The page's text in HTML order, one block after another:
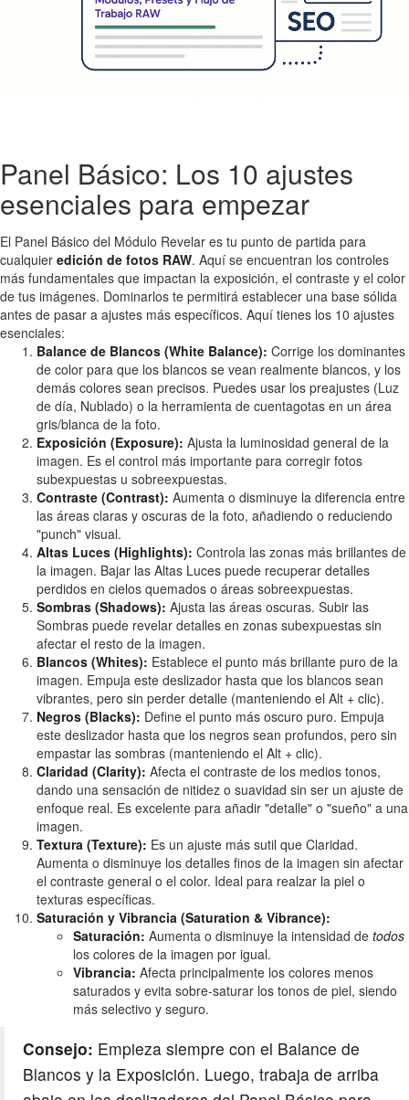
Panel Básico: Los 10 ajustes
esenciales para empezar
El Panel Básico del Módulo Revelar es tu punto de partida para
cualquier edición de fotos RAW. Aquí se encuentran los controles
más fundamentales que impactan la exposición, el contraste y el color
de tus imágenes. Dominarlos te permitirá establecer una base sólida
antes de pasar a ajustes más específicos. Aquí tienes los 10 ajustes
esenciales:
Balance de Blancos (White Balance): Corrige los dominantes
de color para que los blancos se vean realmente blancos, y los
demás colores sean precisos. Puedes usar los preajustes (Luz
de día, Nublado) o la herramienta de cuentagotas en un área
gris/blanca de la foto.
Exposición (Exposure): Ajusta la luminosidad general de la
imagen. Es el control más importante para corregir fotos
subexpuestas u sobreexpuestas.
Contraste (Contrast): Aumenta o disminuye la diferencia entre
las áreas claras y oscuras de la foto, añadiendo o reduciendo
"punch" visual.
Altas Luces (Highlights): Controla las zonas más brillantes de
la imagen. Bajar las Altas Luces puede recuperar detalles
perdidos en cielos quemados o áreas sobreexpuestas.
Sombras (Shadows): Ajusta las áreas oscuras. Subir las
Sombras puede revelar detalles en zonas subexpuestas sin
afectar el resto de la imagen.
Blancos (Whites): Establece el punto más brillante puro de la
imagen. Empuja este deslizador hasta que los blancos sean
vibrantes, pero sin perder detalle (manteniendo el Alt + clic).
Negros (Blacks): Define el punto más oscuro puro. Empuja
este deslizador hasta que los negros sean profundos, pero sin
empastar las sombras (manteniendo el Alt + clic).
Claridad (Clarity): Afecta el contraste de los medios tonos,
dando una sensación de nitidez o suavidad sin ser un ajuste de
enfoque real. Es excelente para añadir "detalle" o "sueño" a una
imagen.
Textura (Texture): Es un ajuste más sutil que Claridad.
Aumenta o disminuye los detalles finos de la imagen sin afectar
el contraste general o el color. Ideal para realzar la piel o
texturas específicas.
Saturación y Vibrancia (Saturation & Vibrance):
Saturación: Aumenta o disminuye la intensidad de todos
los colores de la imagen por igual.
Vibrancia: Afecta principalmente los colores menos
saturados y evita sobre-saturar los tonos de piel, siendo
más selectivo y seguro.
Consejo: Empieza siempre con el Balance de
Blancos y la Exposición. Luego, trabaja de arriba